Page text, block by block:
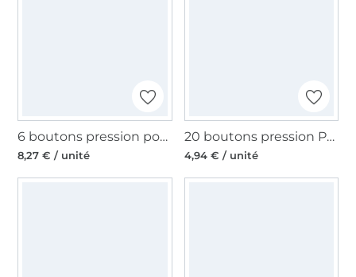
6 boutons pression pour jersey Prym, 12 mm, couleur nacré
8,27 € / unité
20 boutons pression Prym, 6-11 mm, couleur argent
4,94 € / unité